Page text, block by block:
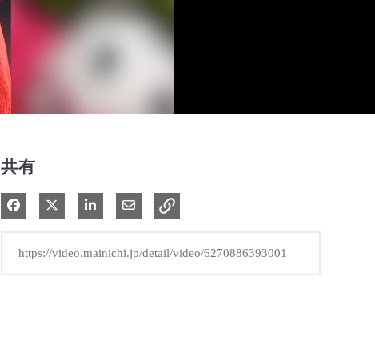
共有
Facebook で共有
Xで共有する
LinkedIn で共有電子メールで共有